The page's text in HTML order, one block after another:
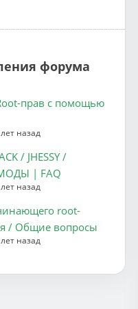
форума
прав с помощью
назад
/ JHESSY /
| FAQ
назад
root-
/ Общие вопросы
назад